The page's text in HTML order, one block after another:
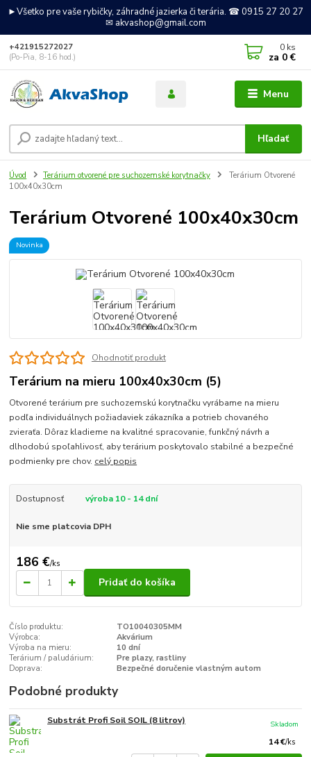
►Všetko pre vaše rybičky, záhradné jazierka či terária. ☎ 0915 27 20 27
✉ akvashop@gmail.com
Menu
Hľadať
+421915272027
(Po-Pia, 8-16 hod.)
0 ks
za 0 €
Úvod Terárium otvorené pre suchozemské korytnačky
Terárium Otvorené
100x40x30cm
Terárium Otvorené 100x40x30cm
Novinka
Ohodnotiť produkt
Terárium na mieru 100x40x30cm (5)
Otvorené terárium pre suchozemskú korytnačku vyrábame na mieru
podľa individuálnych požiadaviek zákazníka a potrieb chovaného
zvieraťa. Dôraz kladieme na kvalitné spracovanie, funkčný návrh a
dlhodobú spoľahlivosť, aby terárium poskytovalo stabilné a bezpečné
podmienky pre chov. celý popis
Dostupnosť výroba 10 - 14 dní
Nie sme platcovia DPH
186 €/ks
Pridať do košíka
Číslo produktu:
TO10040305MM
Výrobca:
Akvárium
Výroba na mieru:
10 dní
Terárium / paludárium:
Pre plazy, rastliny
Doprava:
Bezpečné doručenie vlastným autom
Podobné produkty
Substrát Profi Soil SOIL (8 litrov)
14 €/ks
Skladom